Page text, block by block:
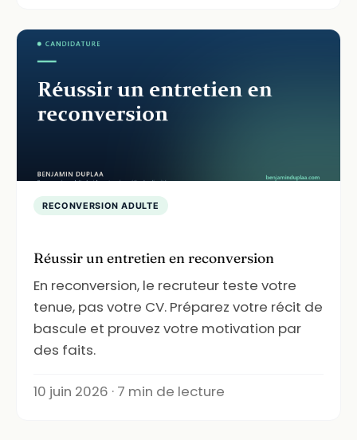
RECONVERSION ADULTE
Réussir un entretien en reconversion
En reconversion, le recruteur teste votre
tenue, pas votre CV. Préparez votre récit de
bascule et prouvez votre motivation par
des faits.
10 juin 2026 · 7 min de lecture